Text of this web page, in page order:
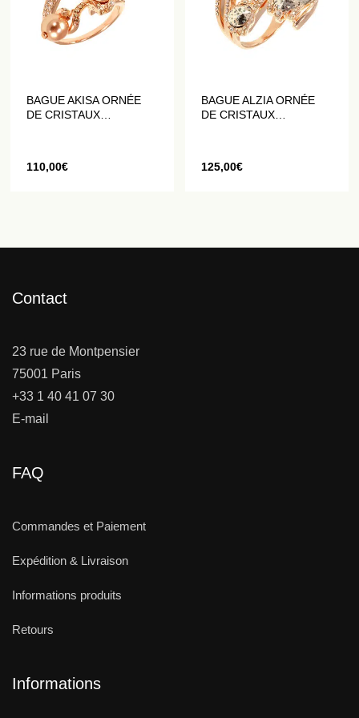
BAGUE AKISA ORNÉE
DE CRISTAUX
110,00€
BAGUE ALZIA ORNÉE
DE CRISTAUX
125,00€
Contact
23 rue de Montpensier
75001 Paris
+33 1 40 41 07 30
E-mail
FAQ
Commandes et Paiement
Expédition & Livraison
Informations produits
Retours
Informations